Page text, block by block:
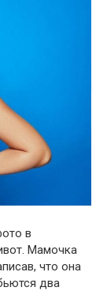
в
Мамочка
что она
два